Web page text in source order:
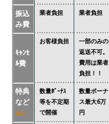
振込
み費
業者負担 業者負担
ｷｬﾝｾ
ﾙ費
お客様負担
一部のみの
返送不可。
費用は業者
負担！！
特典
など
※1
数量ﾎﾞｰﾅｽ
等を不定期
で開催
数量ボーナ
ス最大6万
円